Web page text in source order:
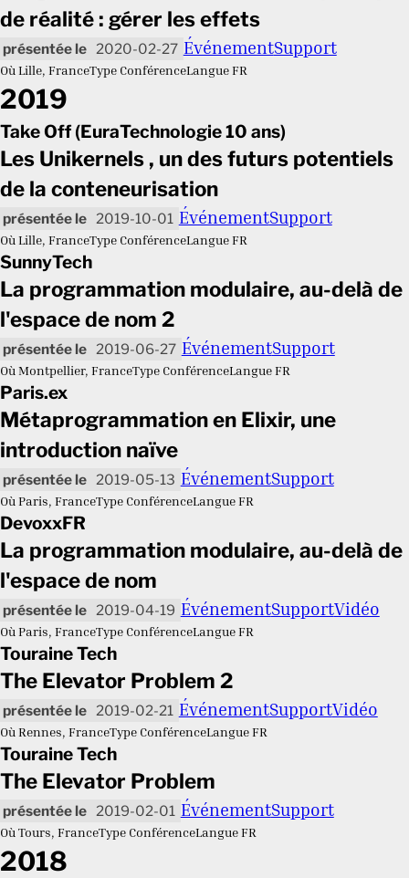
de réalité : gérer les effets
2020-02-27 ÉvénementSupport
Où Lille, FranceType ConférenceLangueFR
2019
Take Off (EuraTechnologie 10 ans)
Les Unikernels , un des futurs potentiels
de la conteneurisation
2019-10-01 ÉvénementSupport
Où Lille, FranceType ConférenceLangueFR
SunnyTech
La programmation modulaire, au-delà de
l'espace de nom 2
2019-06-27 ÉvénementSupport
Où Montpellier, FranceType ConférenceLangueFR
Paris.ex
Métaprogrammation en Elixir, une
introduction naïve
2019-05-13 ÉvénementSupport
Où Paris, FranceType ConférenceLangueFR
DevoxxFR
La programmation modulaire, au-delà de
l'espace de nom
2019-04-19 ÉvénementSupportVidéo
Où Paris, FranceType ConférenceLangueFR
Touraine Tech
The Elevator Problem 2
2019-02-21 ÉvénementSupportVidéo
Où Rennes, FranceType ConférenceLangueFR
Touraine Tech
The Elevator Problem
2019-02-01 ÉvénementSupport
Où Tours, FranceType ConférenceLangueFR
2018